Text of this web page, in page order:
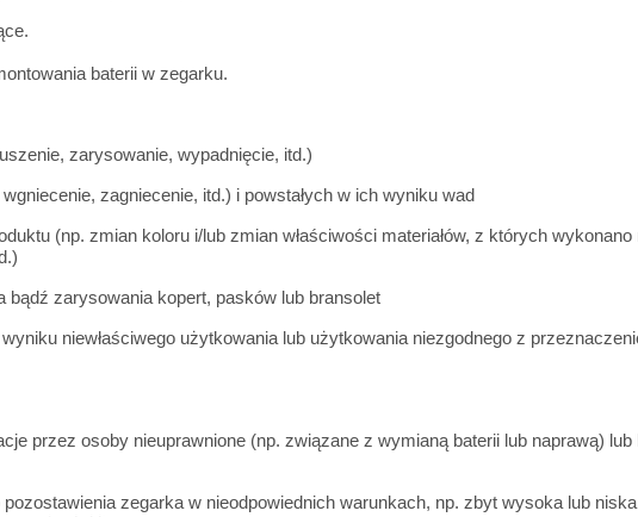
baterii w zegarku.
zarysowanie, wypadnięcie, itd.)
zagniecenie, itd.) i powstałych w ich wyniku wad
(np. zmian koloru i/lub zmian właściwości materiałów, z których
bądź zarysowania kopert, pasków lub bransolet
niewłaściwego użytkowania lub użytkowania niezgodnego z
przez osoby nieuprawnione (np. związane z wymianą baterii lub naprawą)
zegarka w nieodpowiednich warunkach, np. zbyt wysoka lub